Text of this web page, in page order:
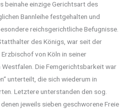
beinahe einzige Gerichtsart des
Bannleihe festgehalten und
reichsgerichtliche Befugnisse.
des Königs, war seit der
von Köln in seiner
Die Femgerichtsbarkeit war
unterteilt, die sich wiederum in
Letztere unterstanden den sog.
jeweils sieben geschworene Freie